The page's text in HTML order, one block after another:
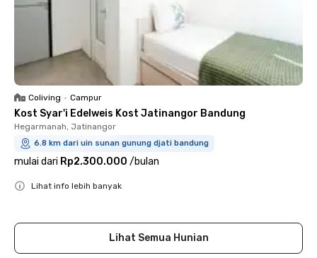
Coliving • Campur
Kost Syar'i Edelweis Kost Jatinangor Bandung
Hegarmanah, Jatinangor
6.8 km dari uin sunan gunung djati bandung
mulai dari Rp2.300.000 /bulan
Lihat info lebih banyak
Lihat Semua Hunian